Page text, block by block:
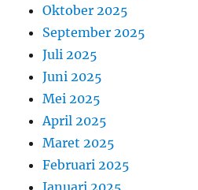
Oktober 2025
September 2025
Juli 2025
Juni 2025
Mei 2025
April 2025
Maret 2025
Februari 2025